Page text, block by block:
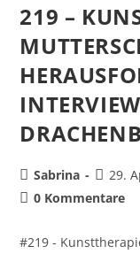
219 –
Sabrina 29.
0 Kommentare
#219 -